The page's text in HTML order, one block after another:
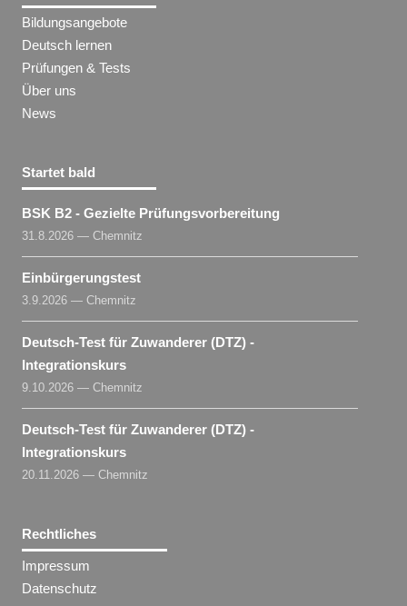
Bildungsangebote
Deutsch lernen
Prüfungen & Tests
Über uns
News
Startet bald
BSK B2 - Gezielte Prüfungsvorbereitung
31.8.2026 — Chemnitz
Einbürgerungstest
3.9.2026 — Chemnitz
Deutsch-Test für Zuwanderer (DTZ) -
Integrationskurs
9.10.2026 — Chemnitz
Deutsch-Test für Zuwanderer (DTZ) -
Integrationskurs
20.11.2026 — Chemnitz
Rechtliches
Impressum
Datenschutz